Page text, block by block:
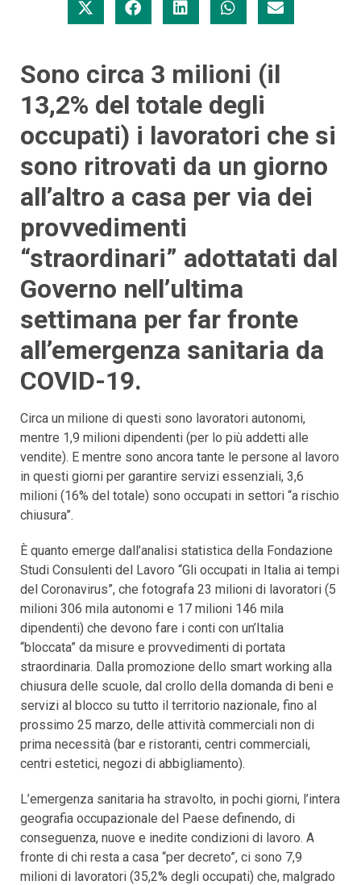
Sono circa 3 milioni (il
13,2% del totale degli
occupati) i lavoratori che si
sono ritrovati da un giorno
all’altro a casa per via dei
provvedimenti
“straordinari” adottatati dal
Governo nell’ultima
settimana per far fronte
all’emergenza sanitaria da
COVID-19.
Circa un milione di questi sono lavoratori autonomi,
mentre 1,9 milioni dipendenti (per lo più addetti alle
vendite). E mentre sono ancora tante le persone al lavoro
in questi giorni per garantire servizi essenziali, 3,6
milioni (16% del totale) sono occupati in settori “a rischio
chiusura”.
È quanto emerge dall’analisi statistica della Fondazione
Studi Consulenti del Lavoro “Gli occupati in Italia ai tempi
del Coronavirus”, che fotografa 23 milioni di lavoratori (5
milioni 306 mila autonomi e 17 milioni 146 mila
dipendenti) che devono fare i conti con un’Italia
“bloccata” da misure e provvedimenti di portata
straordinaria. Dalla promozione dello smart working alla
chiusura delle scuole, dal crollo della domanda di beni e
servizi al blocco su tutto il territorio nazionale, fino al
prossimo 25 marzo, delle attività commerciali non di
prima necessità (bar e ristoranti, centri commerciali,
centri estetici, negozi di abbigliamento).
L’emergenza sanitaria ha stravolto, in pochi giorni, l’intera
geografia occupazionale del Paese definendo, di
conseguenza, nuove e inedite condizioni di lavoro. A
fronte di chi resta a casa “per decreto”, ci sono 7,9
milioni di lavoratori (35,2% degli occupati) che, malgrado